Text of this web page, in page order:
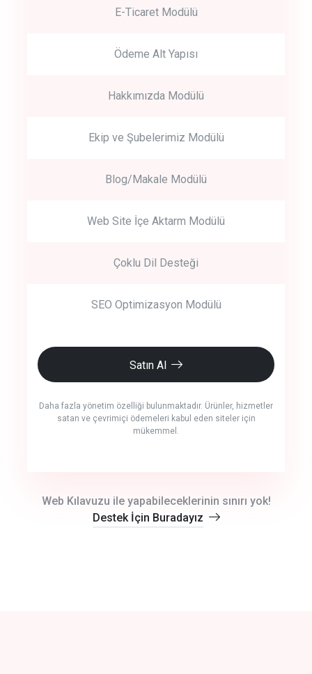
E-Ticaret Modülü
Ödeme Alt Yapısı
Hakkımızda Modülü
Ekip ve Şubelerimiz Modülü
Blog/Makale Modülü
Web Site İçe Aktarm Modülü
Çoklu Dil Desteği
SEO Optimizasyon Modülü
Satın Al
Daha fazla yönetim özelliği bulunmaktadır. Ürünler, hizmetler
satan ve çevrimiçi ödemeleri kabul eden siteler için
mükemmel.
Web Kılavuzu ile yapabileceklerinin sınırı yok!
Destek İçin Buradayız